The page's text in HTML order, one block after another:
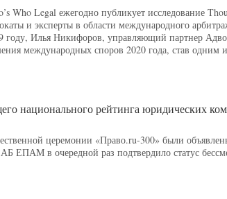
Who Legal ежегодно публикует исследование
и эксперты в области международного
году, Илья Никифоров, управляющий партнер
международных споров 2020 года, став одним
национального рейтинга юридических
церемонии «Право.ru-300» были
ЕПАМ в очередной раз подтвердило статус